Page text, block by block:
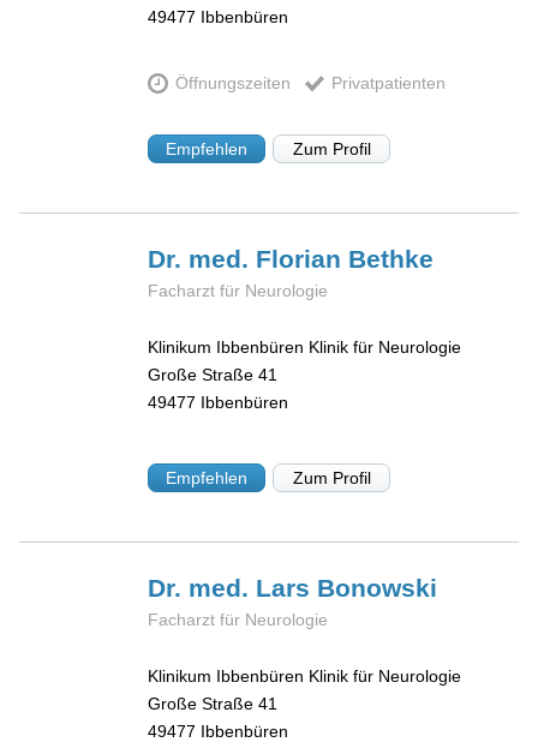
49477 Ibbenbüren
Öffnungszeiten Privatpatienten
Empfehlen Zum Profil
Dr. med. Florian Bethke
Facharzt für Neurologie
Klinikum Ibbenbüren Klinik für Neurologie
Große Straße 41
49477 Ibbenbüren
Empfehlen Zum Profil
Dr. med. Lars Bonowski
Facharzt für Neurologie
Klinikum Ibbenbüren Klinik für Neurologie
Große Straße 41
49477 Ibbenbüren